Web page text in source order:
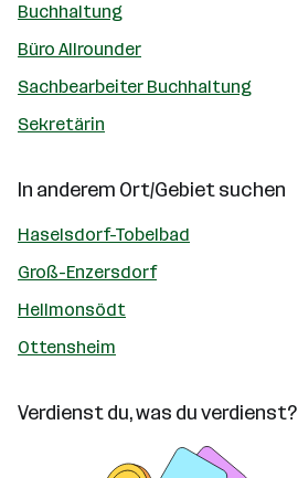
Buchhaltung
Büro Allrounder
Sachbearbeiter Buchhaltung
Sekretärin
In anderem Ort/Gebiet suchen
Haselsdorf-Tobelbad
Groß-Enzersdorf
Hellmonsödt
Ottensheim
Verdienst du, was du verdienst?